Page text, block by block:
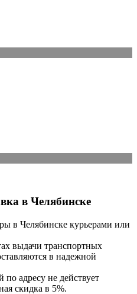
в Челябинске
в Челябинске курьерами или
выдачи транспортных
в надежной
по адресу не действует
скидка в 5%.